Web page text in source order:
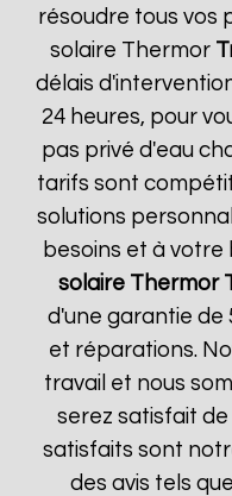
résoudre tous vos
solaire Thermor
délais
24 heures, pour
pas privé d'eau
tarifs sont
solutions
besoins et à
solaire Thermor
d'une garantie de
et réparations.
travail et nous
serez satisfait de
satisfaits sont
des avis tels